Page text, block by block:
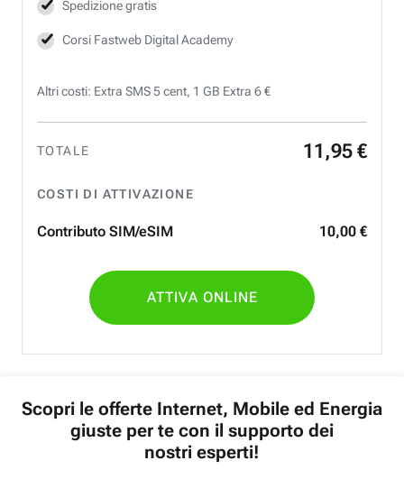
Spedizione gratis
Corsi Fastweb Digital Academy
Altri costi: Extra SMS 5 cent, 1 GB Extra 6 €
TOTALE 11 ,95 €
COSTI DI ATTIVAZIONE
Contributo SIM/eSIM 10,00 €
ATTIVA ONLINE
Scopri le offerte Internet, Mobile ed Energia
giuste per te con il supporto dei
nostri esperti!